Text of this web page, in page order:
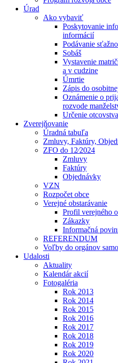
Úrad
Ako vybaviť
Poskytovanie
informácií
Podávanie
Sobáš
Vystavenie
a v cudzine
Úmrtie
Zápis do
Oznámenie o
rozvode
Určenie otcovstva
Zverejňovanie
Úradná tabuľa
Zmluvy, Faktúry,
ZFO do 12⁄2024
Zmluvy
Faktúry
Objednávky
VZN
Rozpočet obce
Verejné obstarávanie
Profil verejného
Zákazky
Informačná
REFERENDUM
Voľby do orgánov
Udalosti
Aktuality
Kalendár akcií
Fotogaléria
Rok 2013
Rok 2014
Rok 2015
Rok 2016
Rok 2017
Rok 2018
Rok 2019
Rok 2020